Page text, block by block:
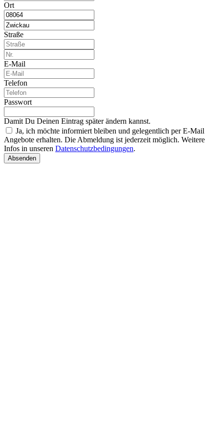
Ort
Straße
E-Mail
Telefon
Passwort
Damit Du Deinen Eintrag später ändern kannst.
Ja, ich möchte informiert bleiben und gelegentlich per E-Mail
Angebote erhalten. Die Abmeldung ist jederzeit möglich. Weitere
Infos in unseren Datenschutzbedingungen.
Absenden